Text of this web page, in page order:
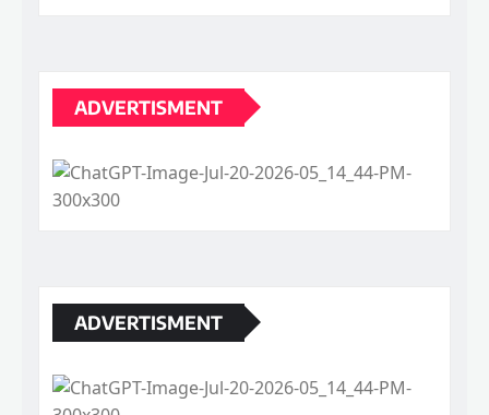
ADVERTISMENT
ADVERTISMENT